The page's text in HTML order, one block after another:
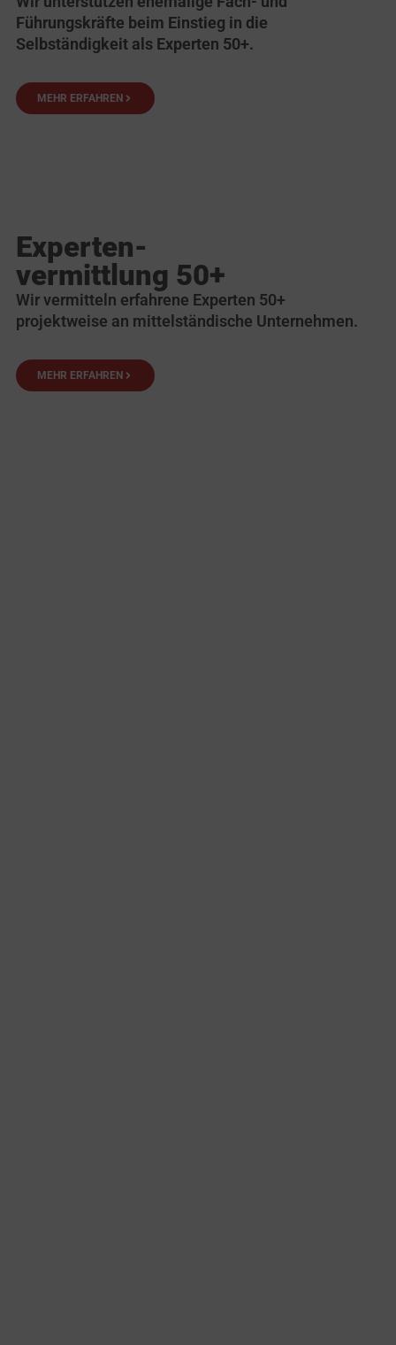
Führungskräfte beim Einstieg in die
Selbständigkeit als Experten 50+.
MEHR ERFAHREN
Experten-
vermittlung 50+
Wir vermitteln erfahrene Experten 50+
projektweise an mittelständische Unternehmen.
MEHR ERFAHREN